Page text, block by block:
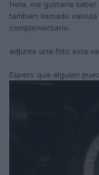
Hola, me gustaría
también llamado
complementario.
adjunto una foto esta
Espero que alguien